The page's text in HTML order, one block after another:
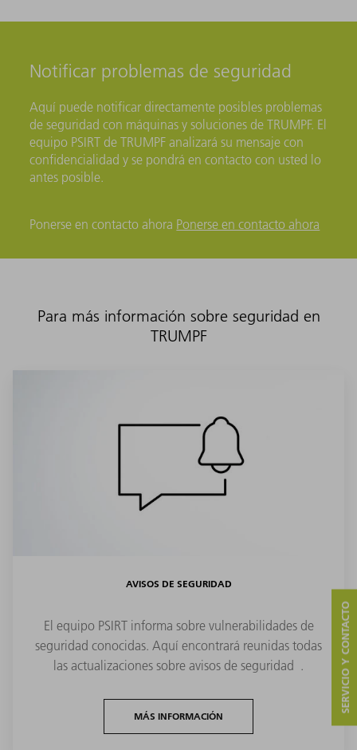
Notificar problemas de seguridad
Aquí puede notificar directamente posibles problemas
de seguridad con máquinas y soluciones de TRUMPF. El
equipo PSIRT de TRUMPF analizará su mensaje con
confidencialidad y se pondrá en contacto con usted lo
antes posible.
Ponerse en contacto ahora Ponerse en contacto ahora
Para más información sobre seguridad en
TRUMPF
AVISOS DE SEGURIDAD
El equipo PSIRT informa sobre vulnerabilidades de
seguridad conocidas. Aquí encontrará reunidas todas
las actualizaciones sobre avisos de seguridad .
MÁS INFORMACIÓN
SERVICIO Y CONTACTO